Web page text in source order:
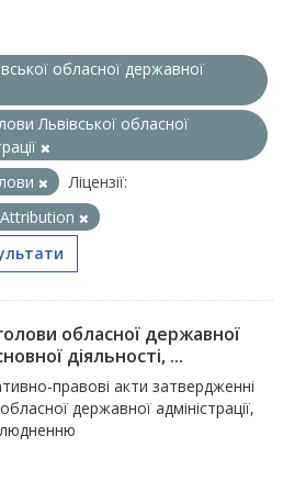
обласної державної
Львівської обласної
Ліцензії:
обласної державної
діяльності, ...
правові акти затвердженні
державної адміністрації,